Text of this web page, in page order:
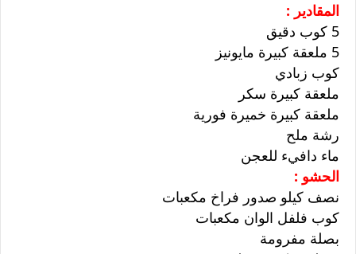
المقادير :
5 كوب دقيق
5 ملعقة كبيرة مايونيز
كوب زبادي
ملعقة كبيرة سكر
ملعقة كبيرة خميرة فورية
رشة ملح
ماء دافيء للعجن
الحشو :
نصف كيلو صدور فراخ مكعبات
كوب فلفل الوان مكعبات
بصلة مفرومة